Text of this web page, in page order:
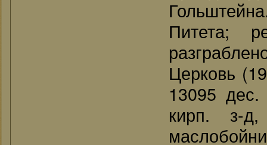
Питета;
Церковь
13095
кирп. з-